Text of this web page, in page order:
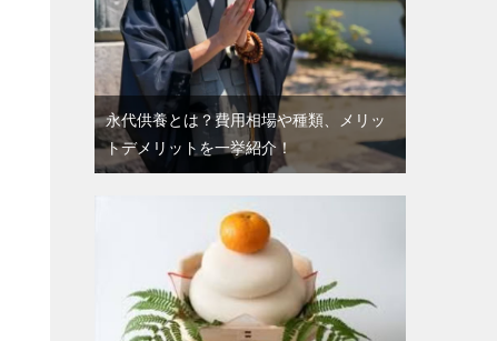
永代供養とは？費用相場や種類、メリッ
トデメリットを一挙紹介！